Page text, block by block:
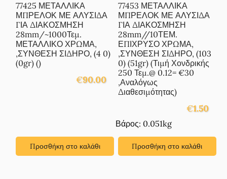
77425 ΜΕΤΑΛΛΙΚΑ
ΜΠΡΕΛΟΚ ΜΕ ΑΛΥΣΙΔΑ
ΓΙΑ ΔΙΑΚΟΣΜΗΣΗ
28mm/~1000Τεμ.
ΜΕΤΑΛΛΙΚΟ ΧΡΩΜΑ,
,ΣΥΝΘΕΣΗ ΣΙΔΗΡΟ, (4 0)
(0gr) ()
€90.00
Προσθήκη στο καλάθι
77453 ΜΕΤΑΛΛΙΚΑ
ΜΠΡΕΛΟΚ ΜΕ ΑΛΥΣΙΔΑ
ΓΙΑ ΔΙΑΚΟΣΜΗΣΗ
28mm//10ΤΕΜ.
ΕΠΙΧΡΥΣΟ ΧΡΩΜΑ,
,ΣΥΝΘΕΣΗ ΣΙΔΗΡΟ, (103
0) (51gr) (Τιμή Χονδρικής
250 Τεμ.@ 0.12= €30
,Αναλόγως
Διαθεσιμότητας)
€1.50
Βάρος: 0.051kg
Προσθήκη στο καλάθι